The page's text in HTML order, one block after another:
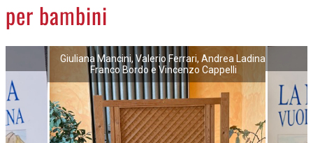
per bambini
Giuliana Mancini, Valerio Ferrari, Andrea Ladina,
Franco Bordo e Vincenzo Cappelli